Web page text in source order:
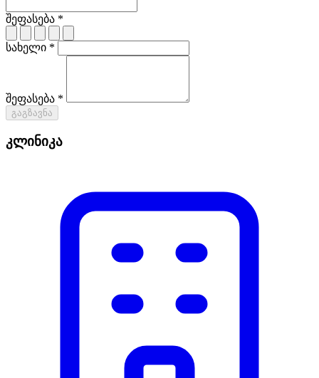
შეფასება *
სახელი *
შეფასება *
გაგზავნა
კლინიკა